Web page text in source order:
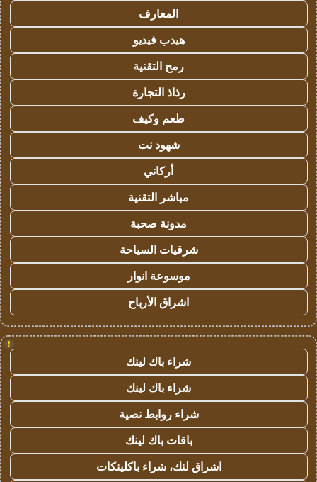
المعارف
هيدب فيديو
رمح التقنية
رذاذ التجارة
طعم وكيف
شهود نت
أركاني
مباشر التقنية
مدونة صحبة
شرقيات السياحة
موسوعة انوار
اشراق الأرباح
!
شراء باك لينك
شراء باك لينك
شراء روابط نصية
باقات باك لينك
اشراق لنك، شراء باكلينكات